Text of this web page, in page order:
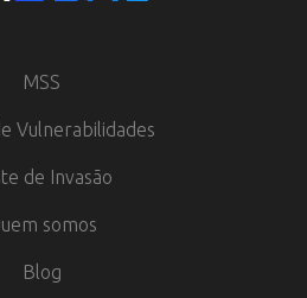
MSS
Vulnerabilidades
de Invasão
somos
Blog